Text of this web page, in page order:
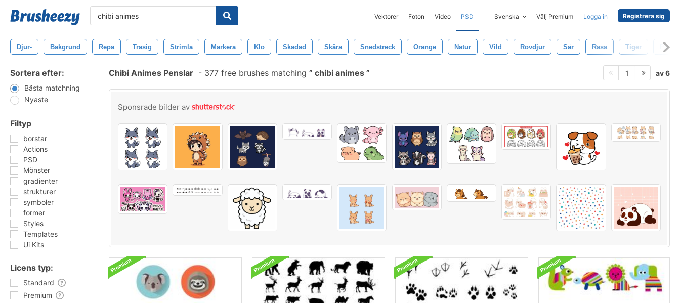
Vektorer Foton Video PSD Svenska Välj Premium Logga in Registrera sig
Djur- Bakgrund Repa Trasig Strimla Markera Klo Skadad Skära Snedstreck Orange Natur Vild Rovdjur Sår Rasa Tiger
Sortera efter:
Bästa matchning
Nyaste
Filtyp
borstar
Actions
PSD
Mönster
gradienter
strukturer
symboler
former
Styles
Templates
Ui Kits
Licens typ:
Standard
Premium
Chibi Animes Penslar - 377 free brushes matching chibi animes 1 av 6
Sponsrade bilder av